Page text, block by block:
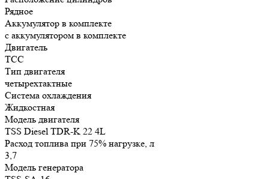
Рядное
Аккумулятор в комплекте
с аккумулятором в комплекте
Двигатель
ТСС
Тип двигателя
четырехтактные
Система охлаждения
Жидкостная
Модель двигателя
TSS Diesel TDR-K 22 4L
Расход топлива при 75% нагрузке, л
3,7
Модель генератора